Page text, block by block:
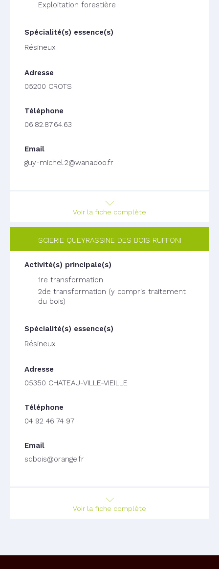
Exploitation forestière
Résineux
05200 CROTS
06.82.87.64.63
guy-michel.2@wanadoo.fr
Voir la fiche complète
SCIERIE QUEYRASSINE DES BOIS RUFFONI
1re transformation
2de transformation (y compris traitement
du bois)
Résineux
05350 CHATEAU-VILLE-VIEILLE
04 92 46 74 97
sqbois@orange.fr
Voir la fiche complète